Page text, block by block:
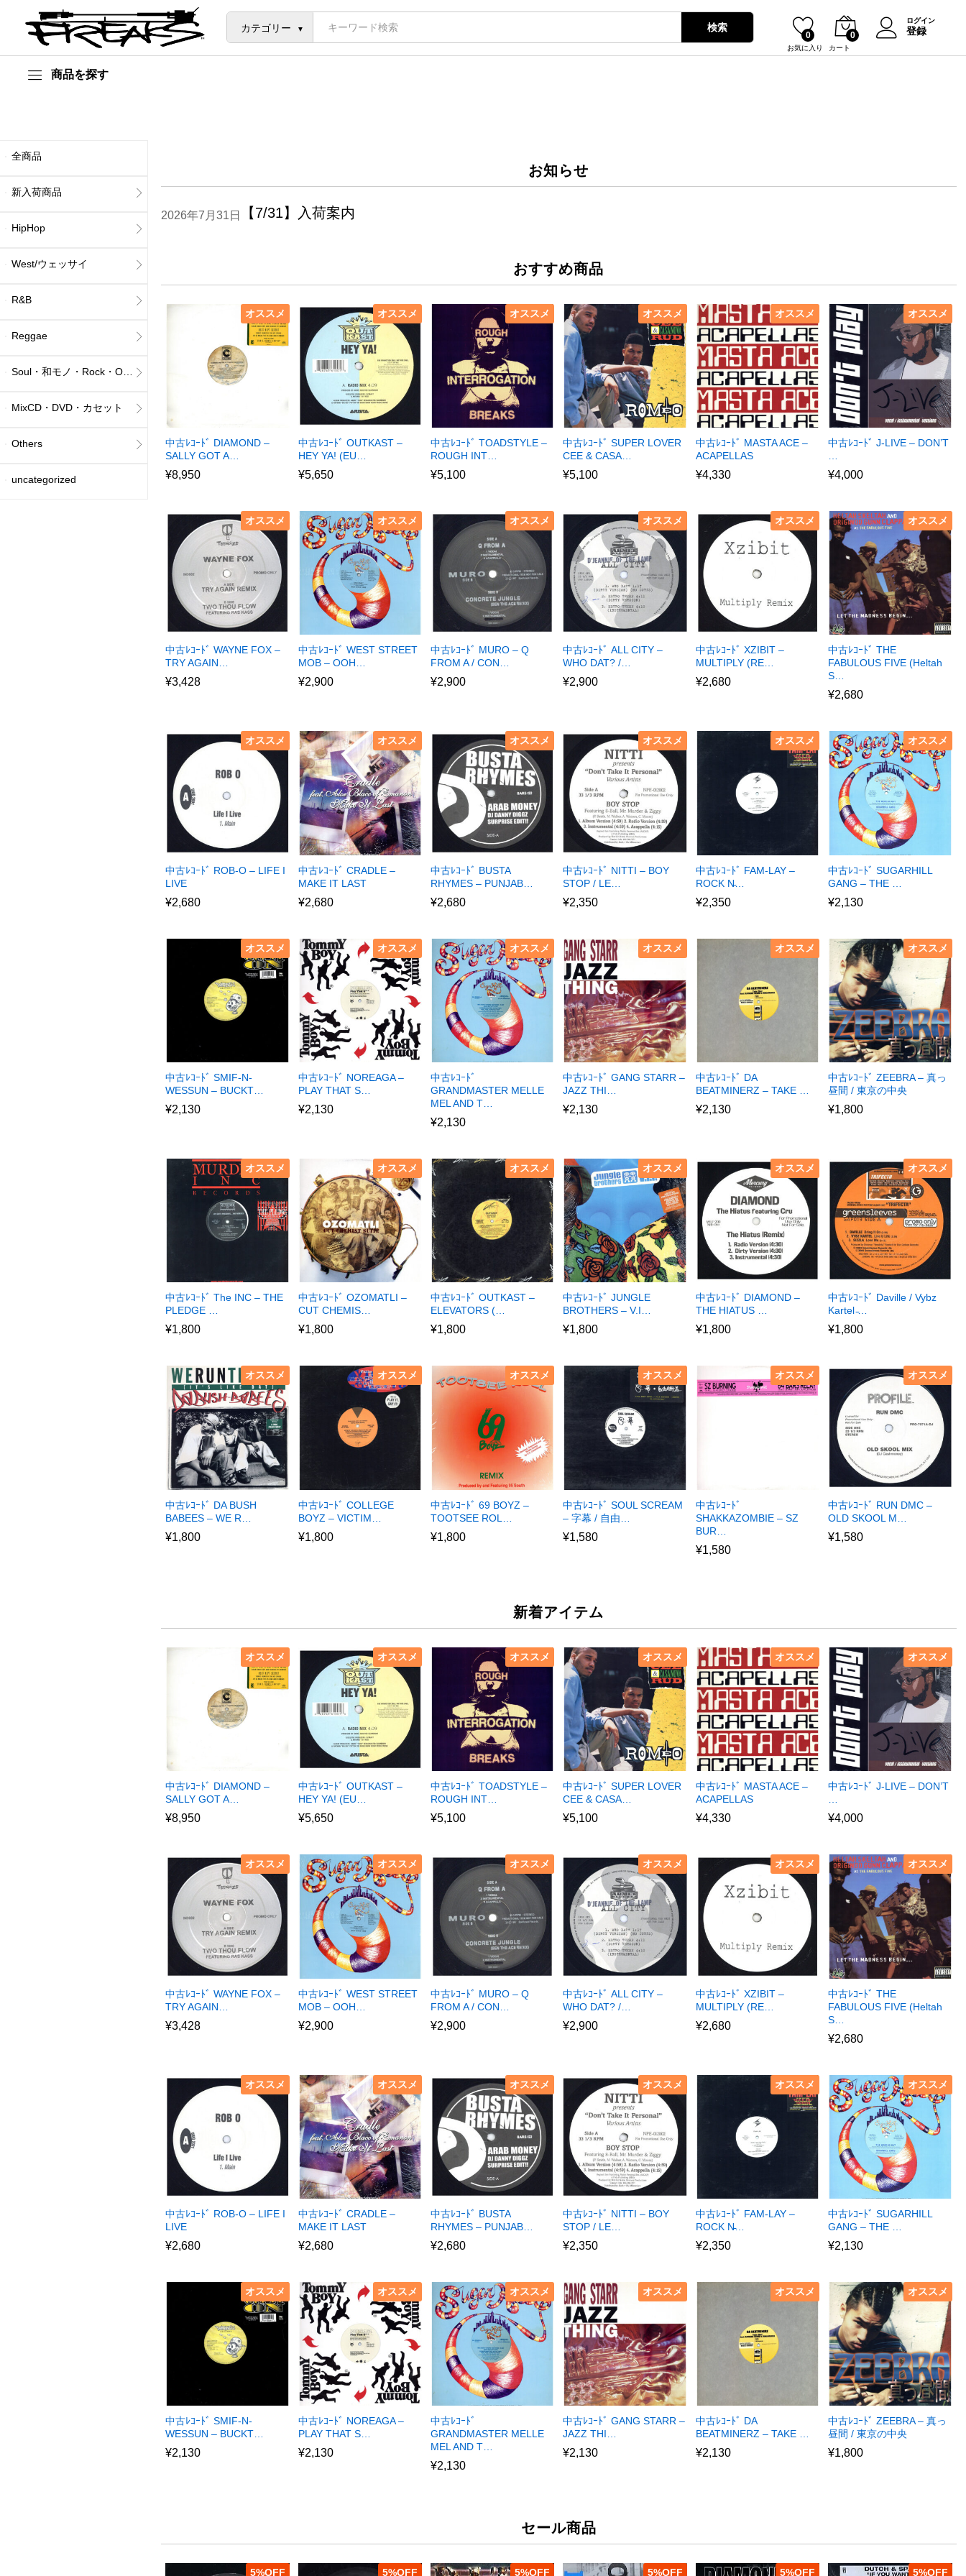
カテゴリー 検索
お気に入り
0
カート
0
ログイン
登録
商品を探す
お知らせ
【7/31】入荷案内
2026年7月31日
おすすめ商品
オススメ
中古ﾚｺｰﾄﾞ DIAMOND –
SALLY GOT A…
¥8,950
オススメ
中古ﾚｺｰﾄﾞ OUTKAST –
HEY YA! (EU…
¥5,650
オススメ
中古ﾚｺｰﾄﾞ TOADSTYLE –
ROUGH INT…
¥5,100
オススメ
中古ﾚｺｰﾄﾞ SUPER LOVER
CEE & CASA…
¥5,100
オススメ
中古ﾚｺｰﾄﾞ MASTA ACE –
ACAPELLAS
¥4,330
オススメ
中古ﾚｺｰﾄﾞ J-LIVE – DON’T
¥4,000
オススメ
中古ﾚｺｰﾄﾞ WAYNE FOX –
TRY AGAIN…
¥3,428
オススメ
中古ﾚｺｰﾄﾞ WEST STREET
MOB – OOH…
¥2,900
オススメ
中古ﾚｺｰﾄﾞ MURO – Q
FROM A / CON…
¥2,900
オススメ
中古ﾚｺｰﾄﾞ ALL CITY –
WHO DAT? /…
¥2,900
オススメ
中古ﾚｺｰﾄﾞ XZIBIT –
MULTIPLY (RE…
¥2,680
オススメ
中古ﾚｺｰﾄﾞ THE
FABULOUS FIVE (Heltah
S…
¥2,680
オススメ
中古ﾚｺｰﾄﾞ ROB-O – LIFE I
LIVE
¥2,680
オススメ
中古ﾚｺｰﾄﾞ CRADLE –
MAKE IT LAST
¥2,680
オススメ
中古ﾚｺｰﾄﾞ BUSTA
RHYMES – PUNJAB…
¥2,680
オススメ
中古ﾚｺｰﾄﾞ NITTI – BOY
STOP / LE…
¥2,350
オススメ
中古ﾚｺｰﾄﾞ FAM-LAY –
ROCK N̵…
¥2,350
オススメ
中古ﾚｺｰﾄﾞ SUGARHILL
GANG – THE …
¥2,130
オススメ
中古ﾚｺｰﾄﾞ SMIF-N-
WESSUN – BUCKT…
¥2,130
オススメ
中古ﾚｺｰﾄﾞ NOREAGA –
PLAY THAT S…
¥2,130
オススメ
中古ﾚｺｰﾄﾞ
GRANDMASTER MELLE
MEL AND T…
¥2,130
オススメ
中古ﾚｺｰﾄﾞ GANG STARR –
JAZZ THI…
¥2,130
オススメ
中古ﾚｺｰﾄﾞ DA
BEATMINERZ – TAKE …
¥2,130
オススメ
中古ﾚｺｰﾄﾞ ZEEBRA – 真っ
昼間 / 東京の中央
¥1,800
オススメ
中古ﾚｺｰﾄﾞ The INC – THE
PLEDGE …
¥1,800
オススメ
中古ﾚｺｰﾄﾞ OZOMATLI –
CUT CHEMIS…
¥1,800
オススメ
中古ﾚｺｰﾄﾞ OUTKAST –
ELEVATORS (…
¥1,800
オススメ
中古ﾚｺｰﾄﾞ JUNGLE
BROTHERS – V.I…
¥1,800
オススメ
中古ﾚｺｰﾄﾞ DIAMOND –
THE HIATUS …
¥1,800
オススメ
中古ﾚｺｰﾄﾞ Daville / Vybz
Kartel ̵…
¥1,800
オススメ
中古ﾚｺｰﾄﾞ DA BUSH
BABEES – WE R…
¥1,800
オススメ
中古ﾚｺｰﾄﾞ COLLEGE
BOYZ – VICTIM…
¥1,800
オススメ
中古ﾚｺｰﾄﾞ 69 BOYZ –
TOOTSEE ROL…
¥1,800
オススメ
中古ﾚｺｰﾄﾞ SOUL SCREAM
– 字幕 / 自由…
¥1,580
オススメ
中古ﾚｺｰﾄﾞ
SHAKKAZOMBIE – SZ
BUR…
¥1,580
オススメ
中古ﾚｺｰﾄﾞ RUN DMC –
OLD SKOOL M…
¥1,580
新着アイテム
オススメ
中古ﾚｺｰﾄﾞ DIAMOND –
SALLY GOT A…
¥8,950
オススメ
中古ﾚｺｰﾄﾞ OUTKAST –
HEY YA! (EU…
¥5,650
オススメ
中古ﾚｺｰﾄﾞ TOADSTYLE –
ROUGH INT…
¥5,100
オススメ
中古ﾚｺｰﾄﾞ SUPER LOVER
CEE & CASA…
¥5,100
オススメ
中古ﾚｺｰﾄﾞ MASTA ACE –
ACAPELLAS
¥4,330
オススメ
中古ﾚｺｰﾄﾞ J-LIVE – DON’T
¥4,000
オススメ
中古ﾚｺｰﾄﾞ WAYNE FOX –
TRY AGAIN…
¥3,428
オススメ
中古ﾚｺｰﾄﾞ WEST STREET
MOB – OOH…
¥2,900
オススメ
中古ﾚｺｰﾄﾞ MURO – Q
FROM A / CON…
¥2,900
オススメ
中古ﾚｺｰﾄﾞ ALL CITY –
WHO DAT? /…
¥2,900
オススメ
中古ﾚｺｰﾄﾞ XZIBIT –
MULTIPLY (RE…
¥2,680
オススメ
中古ﾚｺｰﾄﾞ THE
FABULOUS FIVE (Heltah
S…
¥2,680
オススメ
中古ﾚｺｰﾄﾞ ROB-O – LIFE I
LIVE
¥2,680
オススメ
中古ﾚｺｰﾄﾞ CRADLE –
MAKE IT LAST
¥2,680
オススメ
中古ﾚｺｰﾄﾞ BUSTA
RHYMES – PUNJAB…
¥2,680
オススメ
中古ﾚｺｰﾄﾞ NITTI – BOY
STOP / LE…
¥2,350
オススメ
中古ﾚｺｰﾄﾞ FAM-LAY –
ROCK N̵…
¥2,350
オススメ
中古ﾚｺｰﾄﾞ SUGARHILL
GANG – THE …
¥2,130
オススメ
中古ﾚｺｰﾄﾞ SMIF-N-
WESSUN – BUCKT…
¥2,130
オススメ
中古ﾚｺｰﾄﾞ NOREAGA –
PLAY THAT S…
¥2,130
オススメ
中古ﾚｺｰﾄﾞ
GRANDMASTER MELLE
MEL AND T…
¥2,130
オススメ
中古ﾚｺｰﾄﾞ GANG STARR –
JAZZ THI…
¥2,130
オススメ
中古ﾚｺｰﾄﾞ DA
BEATMINERZ – TAKE …
¥2,130
オススメ
中古ﾚｺｰﾄﾞ ZEEBRA – 真っ
昼間 / 東京の中央
¥1,800
セール商品
5% 5% 5% 5% 5% 5%
全商品
新入荷商品
HipHop
West/ウェッサイ
R&B
Reggae
Soul・和モノ・Rock・Others
MixCD・DVD・カセット
Others
uncategorized